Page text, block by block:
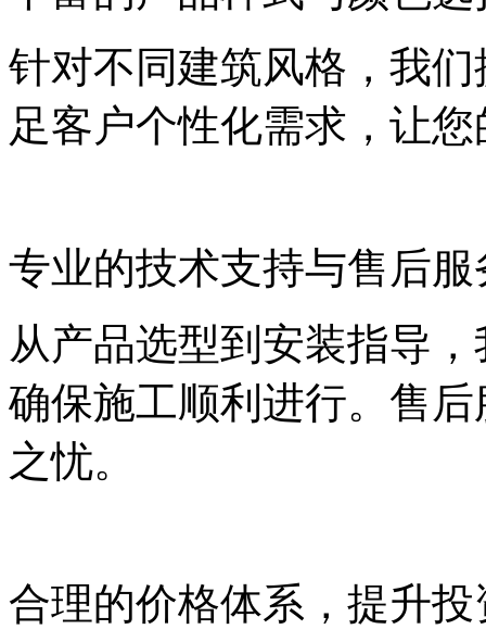
针对不同建筑风格，我
足客户个性化需求，让
专业的技术支持与售后服
从产品选型到安装指导
确保施工顺利进行。售
之忧。
合理的价格体系，提升投